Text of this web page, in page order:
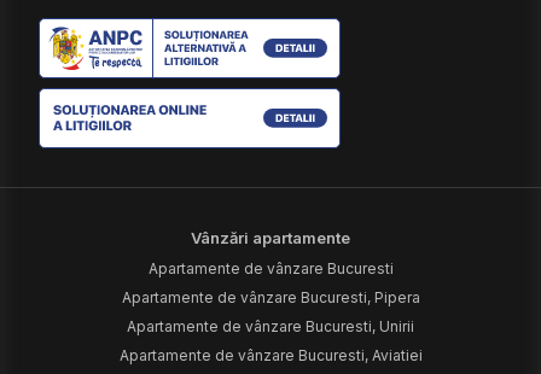
Vânzări apartamente
Apartamente de vânzare Bucuresti
Apartamente de vânzare Bucuresti, Pipera
Apartamente de vânzare Bucuresti, Unirii
Apartamente de vânzare Bucuresti, Aviatiei